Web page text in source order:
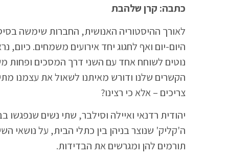
כתבה: קרן שלהבת
לאורך ההיסטוריה האנושית, החברות שימשה
היום-יום ואף לחגוג יחד אירועים משמחים.
נוטים לשוחח אחד עם השני דרך המסכים ופחות
הקשרים שלנו ודורש מאיתנו לשאול את עצמנו
צריכים – אלא כי רצינו?
יהודית רדנאי ואיילה וסילבר, שתי נשים שנפגשו
ה'קליק' שנוצר בניהן בין כתלי הבית, על נושאי
תורמים להן ומגרשים את הבדידות.